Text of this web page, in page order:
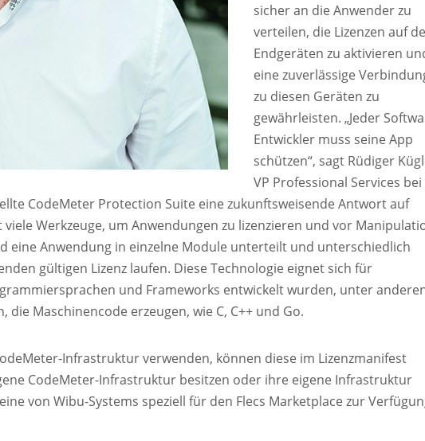
sicher an die Anwender zu
verteilen, die Lizenzen auf
Endgeräten zu aktivieren
eine zuverlässige
zu diesen Geräten zu
gewährleisten. „Jeder
Entwickler muss seine App
schützen“, sagt Rüdiger
VP Professional Services bei
CodeMeter Protection Suite eine zukunftsweisende Antwort auf
Werkzeuge, um Anwendungen zu lizenzieren und vor
eine Anwendung in einzelne Module unterteilt und unterschiedlich
gültigen Lizenz laufen. Diese Technologie eignet sich für
und Frameworks entwickelt wurden, unter
die Maschinencode erzeugen, wie C, C++ und Go.
Infrastruktur verwenden, können diese im Lizenzmanifest
CodeMeter-Infrastruktur besitzen oder ihre eigene Infrastruktur
von Wibu-Systems speziell für den Flecs Marketplace zur